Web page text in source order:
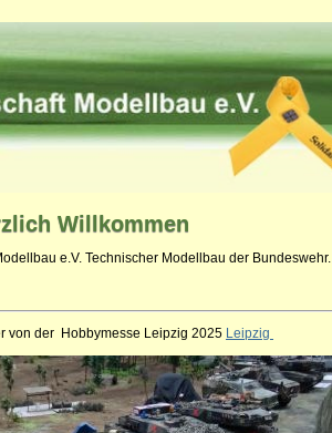
Willkommen
e.V. Technischer Modellbau der Bundeswehr.
von der Hobbymesse Leipzig 2025 Leipzig